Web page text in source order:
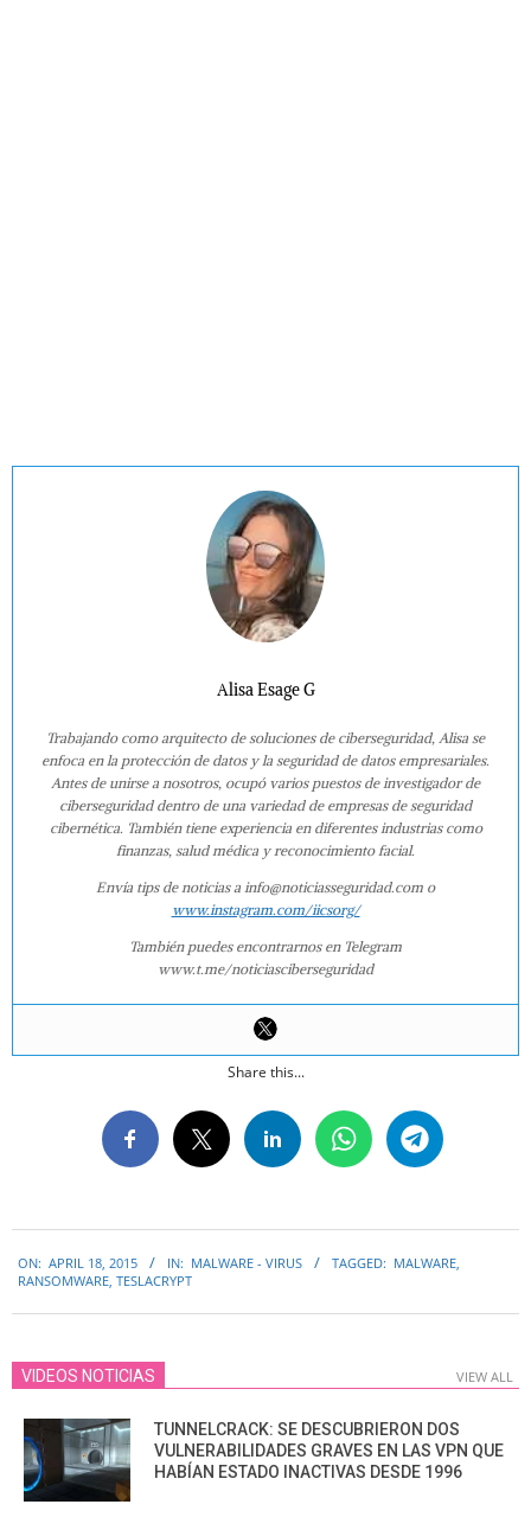
Alisa Esage G
Trabajando como arquitecto de soluciones de ciberseguridad, Alisa se
enfoca en la protección de datos y la seguridad de datos empresariales.
Antes de unirse a nosotros, ocupó varios puestos de investigador de
ciberseguridad dentro de una variedad de empresas de seguridad
cibernética. También tiene experiencia en diferentes industrias como
finanzas, salud médica y reconocimiento facial.
Envía tips de noticias a info@noticiasseguridad.com o
www.instagram.com/iicsorg/
También puedes encontrarnos en Telegram
www.t.me/noticiasciberseguridad
Share this...
04-
ON: APRIL 18, 2015 IN: MALWARE - VIRUS TAGGED: MALWARE,
RANSOMWARE, TESLACRYPT
VIDEOS NOTICIAS VIEW ALL
TUNNELCRACK: SE DESCUBRIERON DOS
VULNERABILIDADES GRAVES EN LAS VPN QUE
HABÍAN ESTADO INACTIVAS DESDE 1996